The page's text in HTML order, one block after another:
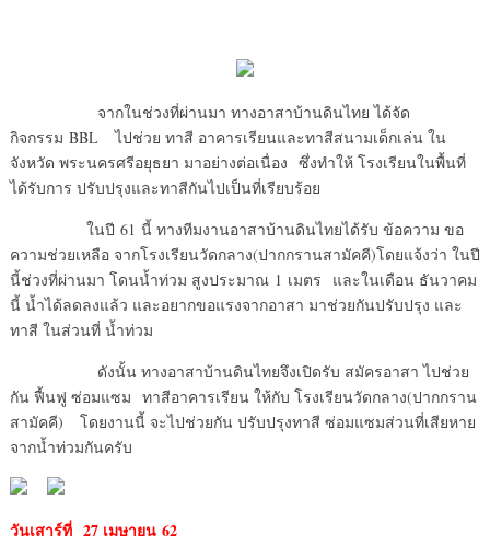
จากในช่วงที่ผ่านมา ทางอาสาบ้านดินไทย ได้จัด
กิจกรรม BBL ไปช่วย ทาสี อาคารเรียนและทาสีสนามเด็กเล่น ใน
จังหวัด พระนครศรีอยุธยา มาอย่างต่อเนื่อง ซึ่งทำให้ โรงเรียนในพื้นที่
ได้รับการ ปรับปรุงและทาสีกันไปเป็นที่เรียบร้อย
ในปี 61 นี้ ทางทีมงานอาสาบ้านดินไทยได้รับ ข้อความ ขอ
ความช่วยเหลือ จากโรงเรียนวัดกลาง(ปากกรานสามัคคี)โดยแจ้งว่า ในปี
นี้ช่วงที่ผ่านมา โดนน้ำท่วม สูงประมาณ 1 เมตร และในเดือน ธันวาคม
นี้ น้ำได้ลดลงแล้ว และอยากขอแรงจากอาสา มาช่วยกันปรับปรุง และ
ทาสี ในส่วนที่ น้ำท่วม
ดังนั้น ทางอาสาบ้านดินไทยจึงเปิดรับ สมัครอาสา ไปช่วย
กัน ฟื้นฟู ซ่อมแซม ทาสีอาคารเรียน ให้กับ โรงเรียนวัดกลาง(ปากกราน
สามัคคี) โดยงานนี้ จะไปช่วยกัน ปรับปรุงทาสี ซ่อมแซมส่วนที่เสียหาย
จากน้ำท่วมกันครับ
วันเสาร์ที่ 27 เมษายน 62